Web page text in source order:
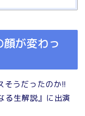
顔が変わっ
そうだったのか!!
る生解説』に出演